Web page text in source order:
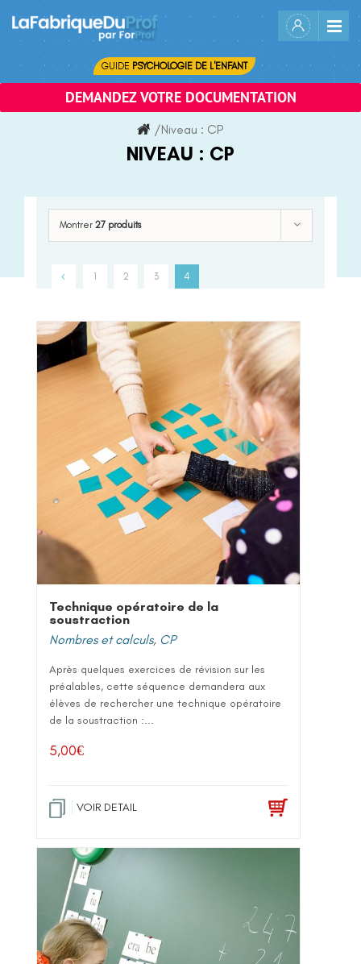
content
GUIDE PSYCHOLOGIE DE L'ENFANT
DEMANDEZ VOTRE DOCUMENTATION
/Niveau : CP
NIVEAU : CP
Montrer 27 produits
1 2 3 4
Technique opératoire de la
soustraction
Nombres et calculs, CP
Après quelques exercices de révision sur les
préalables, cette séquence demandera aux
élèves de rechercher une technique opératoire
de la soustraction :...
5,00€
VOIR DETAIL